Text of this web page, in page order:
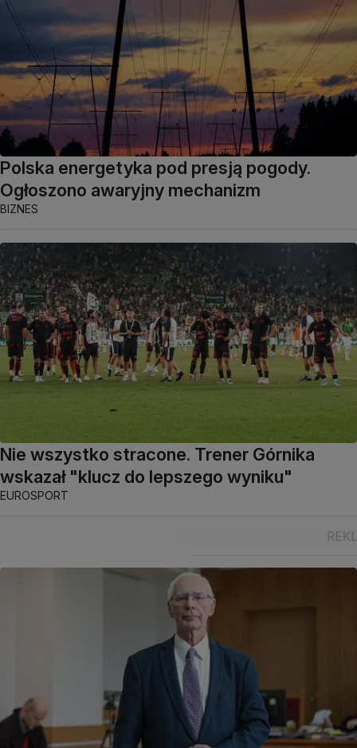
Polska energetyka pod presją pogody.
Ogłoszono awaryjny mechanizm
BIZNES
Nie wszystko stracone. Trener Górnika
wskazał "klucz do lepszego wyniku"
EUROSPORT